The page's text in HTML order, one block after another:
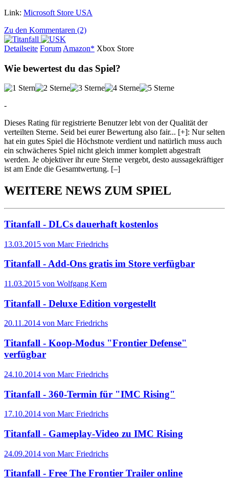
Link: Microsoft Store USA
Zu den Kommentaren (2)
Detailseite Forum Amazon* Xbox Store
Wie bewertest du das Spiel?
-
Dieses Rating für registrierte Benutzer lebt von der Qualität der
verteilten Sterne. Seid bei eurer Bewertung also fair... [+]: Nur selten
hat ein gutes Spiel die Höchstnote verdient und natürlich muss auch
ein schwächeres Spiel nicht gleich immer komplett abgestraft
werden. Je objektiver ihr eure Sterne vergebt, desto aussagekräftiger
ist am Ende die Gesamtwertung. [–]
WEITERE NEWS ZUM SPIEL
Titanfall - DLCs dauerhaft kostenlos
13.03.2015 von Marc Friedrichs
Titanfall - Add-Ons gratis im Store verfügbar
11.03.2015 von Wolfgang Kern
Titanfall - Deluxe Edition vorgestellt
20.11.2014 von Marc Friedrichs
Titanfall - Koop-Modus "Frontier Defense"
verfügbar
24.10.2014 von Marc Friedrichs
Titanfall - 360-Termin für "IMC Rising"
17.10.2014 von Marc Friedrichs
Titanfall - Gameplay-Video zu IMC Rising
24.09.2014 von Marc Friedrichs
Titanfall - Free The Frontier Trailer online